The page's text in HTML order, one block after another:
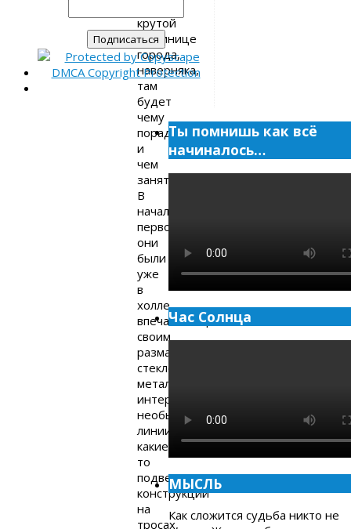
крутой
гостинице
города,
наверняка,
там
будет
чему
порадоваться
и
чем
заняться.
В
начале
первого
они
были
уже
в
холле,
впечатляющем
своим
размахом,
стекло,
металл,
интересные
необычные
линии,
какие-
то
подвесные
конструкции
на
тросах,
Ты помнишь как всё
начиналось…
Час Солнца
МЫСЛЬ
Как сложится судьба никто не